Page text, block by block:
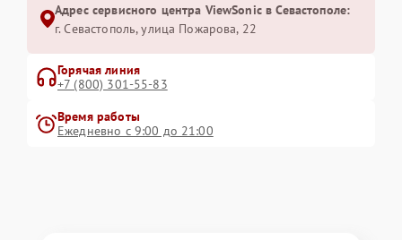
Адрес сервисного центра ViewSonic в Севастополе:
г. Севастополь, улица Пожарова, 22
Горячая линия
+7 (800) 301-55-83
Время работы
Ежедневно с 9:00 до 21:00